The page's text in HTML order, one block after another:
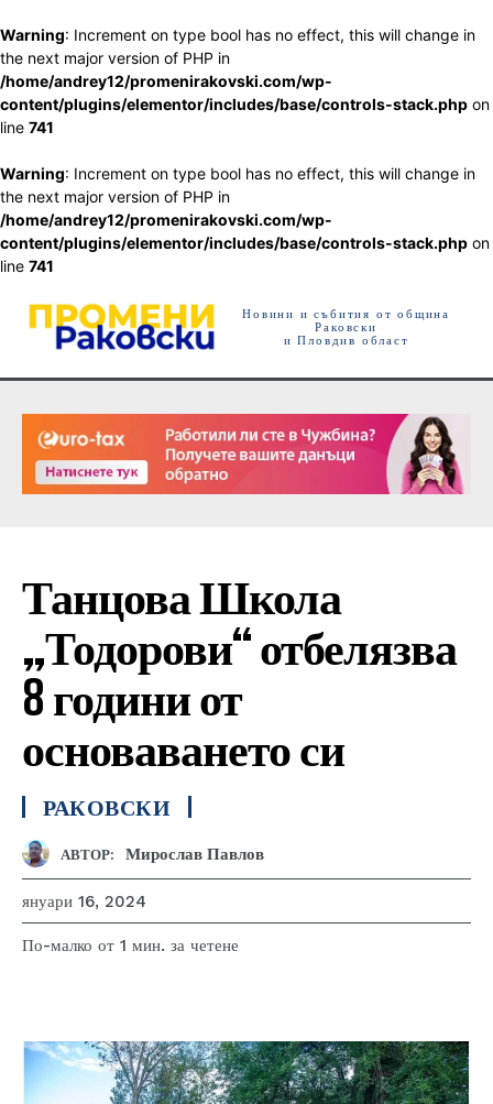
Warning: Increment on type bool has no effect, this will change in
the next major version of PHP in
/home/andrey12/promenirakovski.com/wp-
content/plugins/elementor/includes/base/controls-stack.php on
line 741
Warning: Increment on type bool has no effect, this will change in
the next major version of PHP in
/home/andrey12/promenirakovski.com/wp-
content/plugins/elementor/includes/base/controls-stack.php on
line 741
Новини и събития от община
Раковски
и Пловдив област
Танцова Школа
„Тодорови“ отбелязва
8 години от
основаването си
РАКОВСКИ
АВТОР: Мирослав Павлов
януари 16, 2024
По-малко от 1 мин. за четене